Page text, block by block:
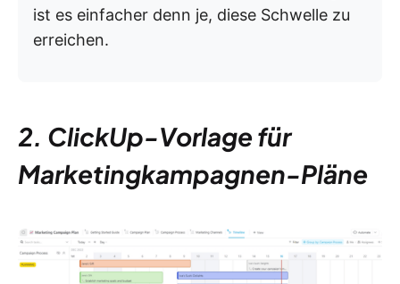
ist es einfacher denn je, diese Schwelle zu
erreichen.
2. ClickUp-Vorlage für
Marketingkampagnen-Pläne